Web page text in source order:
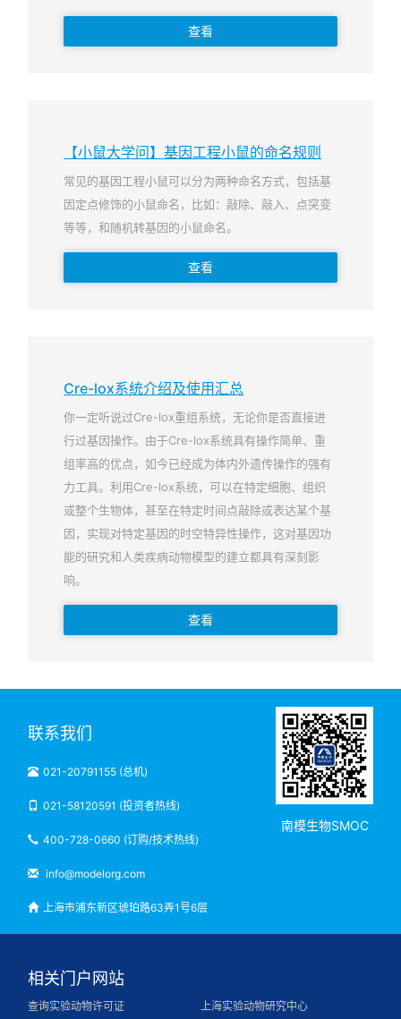
查看
【小鼠大学问】基因工程小鼠的命名规则
常见的基因工程小鼠可以分为两种命名方式，包括基
因定点修饰的小鼠命名，比如：敲除、敲入、点突变
等等，和随机转基因的小鼠命名。
查看
Cre-lox系统介绍及使用汇总
你一定听说过Cre-lox重组系统，无论你是否直接进
行过基因操作。由于Cre-lox系统具有操作简单、重
组率高的优点，如今已经成为体内外遗传操作的强有
力工具。利用Cre-lox系统，可以在特定细胞、组织
或整个生物体，甚至在特定时间点敲除或表达某个基
因，实现对特定基因的时空特异性操作，这对基因功
能的研究和人类疾病动物模型的建立都具有深刻影
响。
查看
联系我们
021-20791155 (总机)
021-58120591 (投资者热线)
400-728-0660 (订购/技术热线)
info@modelorg.com
上海市浦东新区琥珀路63弄1号6层
南模生物SMOC
相关门户网站
查询实验动物许可证
上海实验动物研究中心